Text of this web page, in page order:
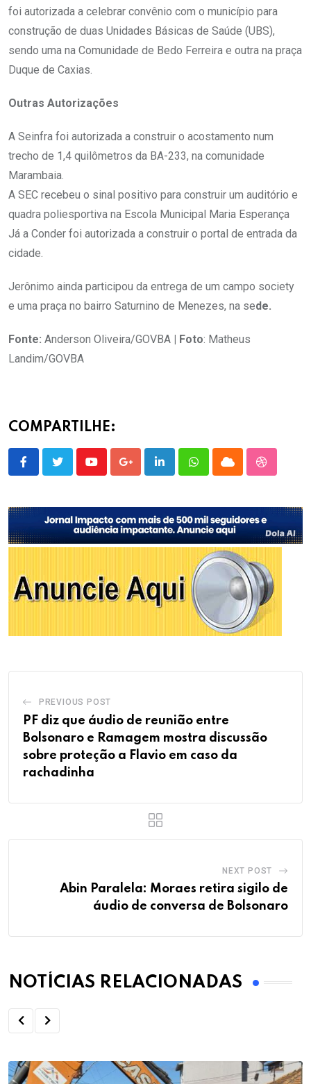
foi autorizada a celebrar convênio com o município para
construção de duas Unidades Básicas de Saúde (UBS),
sendo uma na Comunidade de Bedo Ferreira e outra na praça
Duque de Caxias.
Outras Autorizações
A Seinfra foi autorizada a construir o acostamento num
trecho de 1,4 quilômetros da BA-233, na comunidade
Marambaia.
A SEC recebeu o sinal positivo para construir um auditório e
quadra poliesportiva na Escola Municipal Maria Esperança
Já a Conder foi autorizada a construir o portal de entrada da
cidade.
Jerônimo ainda participou da entrega de um campo society
e uma praça no bairro Saturnino de Menezes, na sede.
Fonte: Anderson Oliveira/GOVBA | Foto: Matheus
Landim/GOVBA
COMPARTILHE:
YoutubeGoogle+LinkedInWhatsappCloud
PREVIOUS POST
PF diz que áudio de reunião entre
Bolsonaro e Ramagem mostra discussão
sobre proteção a Flavio em caso da
rachadinha
NEXT POST
Abin Paralela: Moraes retira sigilo de
áudio de conversa de Bolsonaro
NOTÍCIAS RELACIONADAS